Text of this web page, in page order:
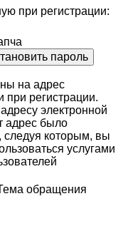
при регистрации:
на адрес
при регистрации.
электронной
адрес было
следуя которым, вы
услугами
обращения